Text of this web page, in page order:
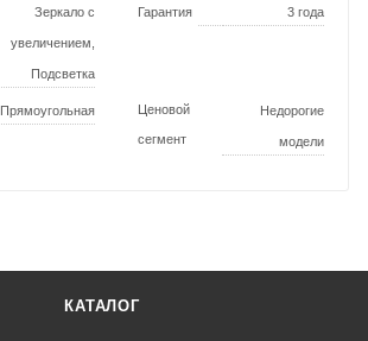
Зеркало с
увеличением,
Подсветка
Гарантия 3 года
Прямоугольная Ценовой
сегмент
Недорогие
модели
КАТАЛОГ